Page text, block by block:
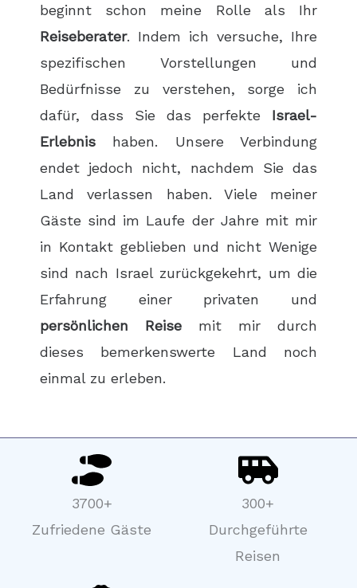
beginnt schon meine Rolle als Ihr
Reiseberater. Indem ich versuche, Ihre
spezifischen Vorstellungen und
Bedürfnisse zu verstehen, sorge ich
dafür, dass Sie das perfekte Israel-
Erlebnis haben. Unsere Verbindung
endet jedoch nicht, nachdem Sie das
Land verlassen haben. Viele meiner
Gäste sind im Laufe der Jahre mit mir
in Kontakt geblieben und nicht Wenige
sind nach Israel zurückgekehrt, um die
Erfahrung einer privaten und
persönlichen Reise mit mir durch
dieses bemerkenswerte Land noch
einmal zu erleben.
3700+​
Zufriedene Gäste
300+
Durchgeführte
Reisen